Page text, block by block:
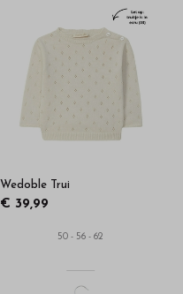
Wedoble Trui
€ 39,99
50 - 56 - 62